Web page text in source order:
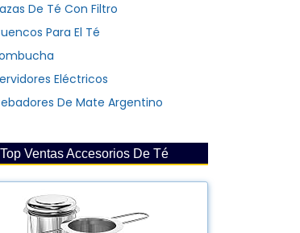
De Té Con Filtro
Para El Té
Eléctricos
De Mate Argentino
Top Ventas Accesorios De Té